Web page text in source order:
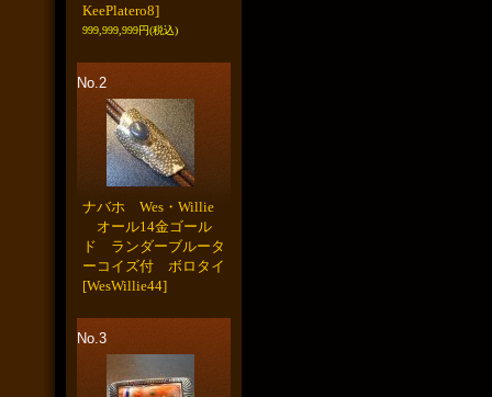
KeePlatero8]
999,999,999円(税込)
No.2
ナバホ Wes・Willie
オール14金ゴール
ド ランダーブルータ
ーコイズ付 ボロタイ
[WesWillie44]
No.3